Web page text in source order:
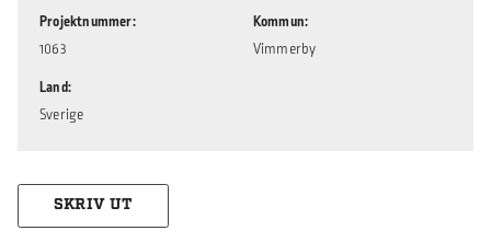
Projektnummer
1063
Land
Sverige
Kommun
Vimmerby
SKRIV UT